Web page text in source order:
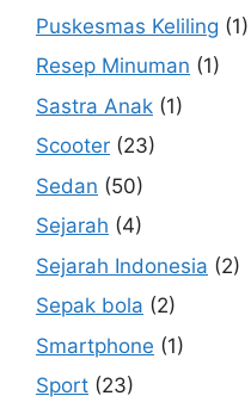
Puskesmas Keliling (1)
Resep Minuman (1)
Sastra Anak (1)
Scooter (23)
Sedan (50)
Sejarah (4)
Sejarah Indonesia (2)
Sepak bola (2)
Smartphone (1)
Sport (23)